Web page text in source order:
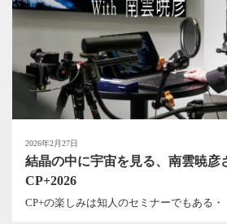
2026年2月27日
結晶の中に宇宙を見る、南雲暁彦
CP+2026
CP+の楽しみは知人のセミナーでもある・